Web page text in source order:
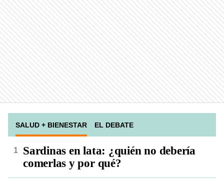
SALUD + BIENESTAR EL DEBATE
Sardinas en lata: ¿quién no debería
comerlas y por qué?